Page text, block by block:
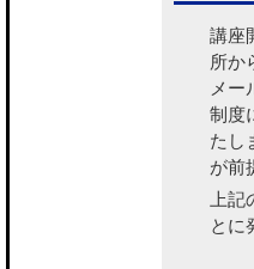
講座
所か
メー
制度
たし
が前
上
とに